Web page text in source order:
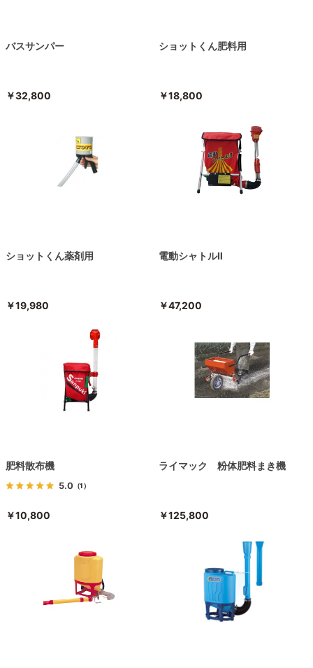
バスサンパー
￥32,800
ショットくん肥料用
￥18,800
ショットくん薬剤用
￥19,980
電動シャトルⅡ
￥47,200
肥料散布機
5.0 （1）
￥10,800
ライマック 粉体肥料まき機
￥125,800